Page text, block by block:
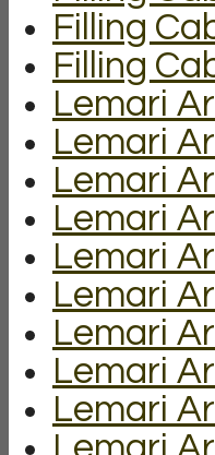
Filling
Filling
Lemari
Lemari
Lemari
Lemari
Lemari
Lemari
Lemari
Lemari
Lemari